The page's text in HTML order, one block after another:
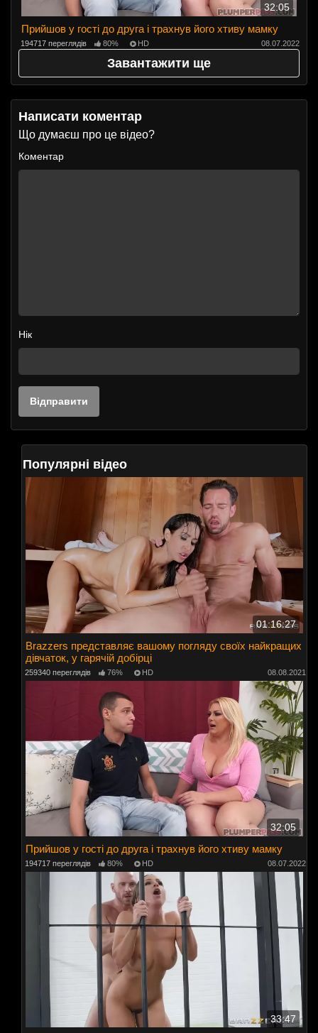
32:05
Прийшов у гості до друга і трахнув його хтиву мамку
194717 переглядів 80% HD 08.07.2022
Завантажити ще
Написати коментар
Що думаєш про це відео?
Коментар
Нік
Популярні відео
01:16:27
Brazzers представляє вашому погляду своїх найкращих
дівчаток, у гарячій добірці
259340 переглядів 76% HD 08.08.2021
32:05
Прийшов у гості до друга і трахнув його хтиву мамку
194717 переглядів 80% HD 08.07.2022
33:47